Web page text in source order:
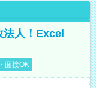
人！Excel
面接OK